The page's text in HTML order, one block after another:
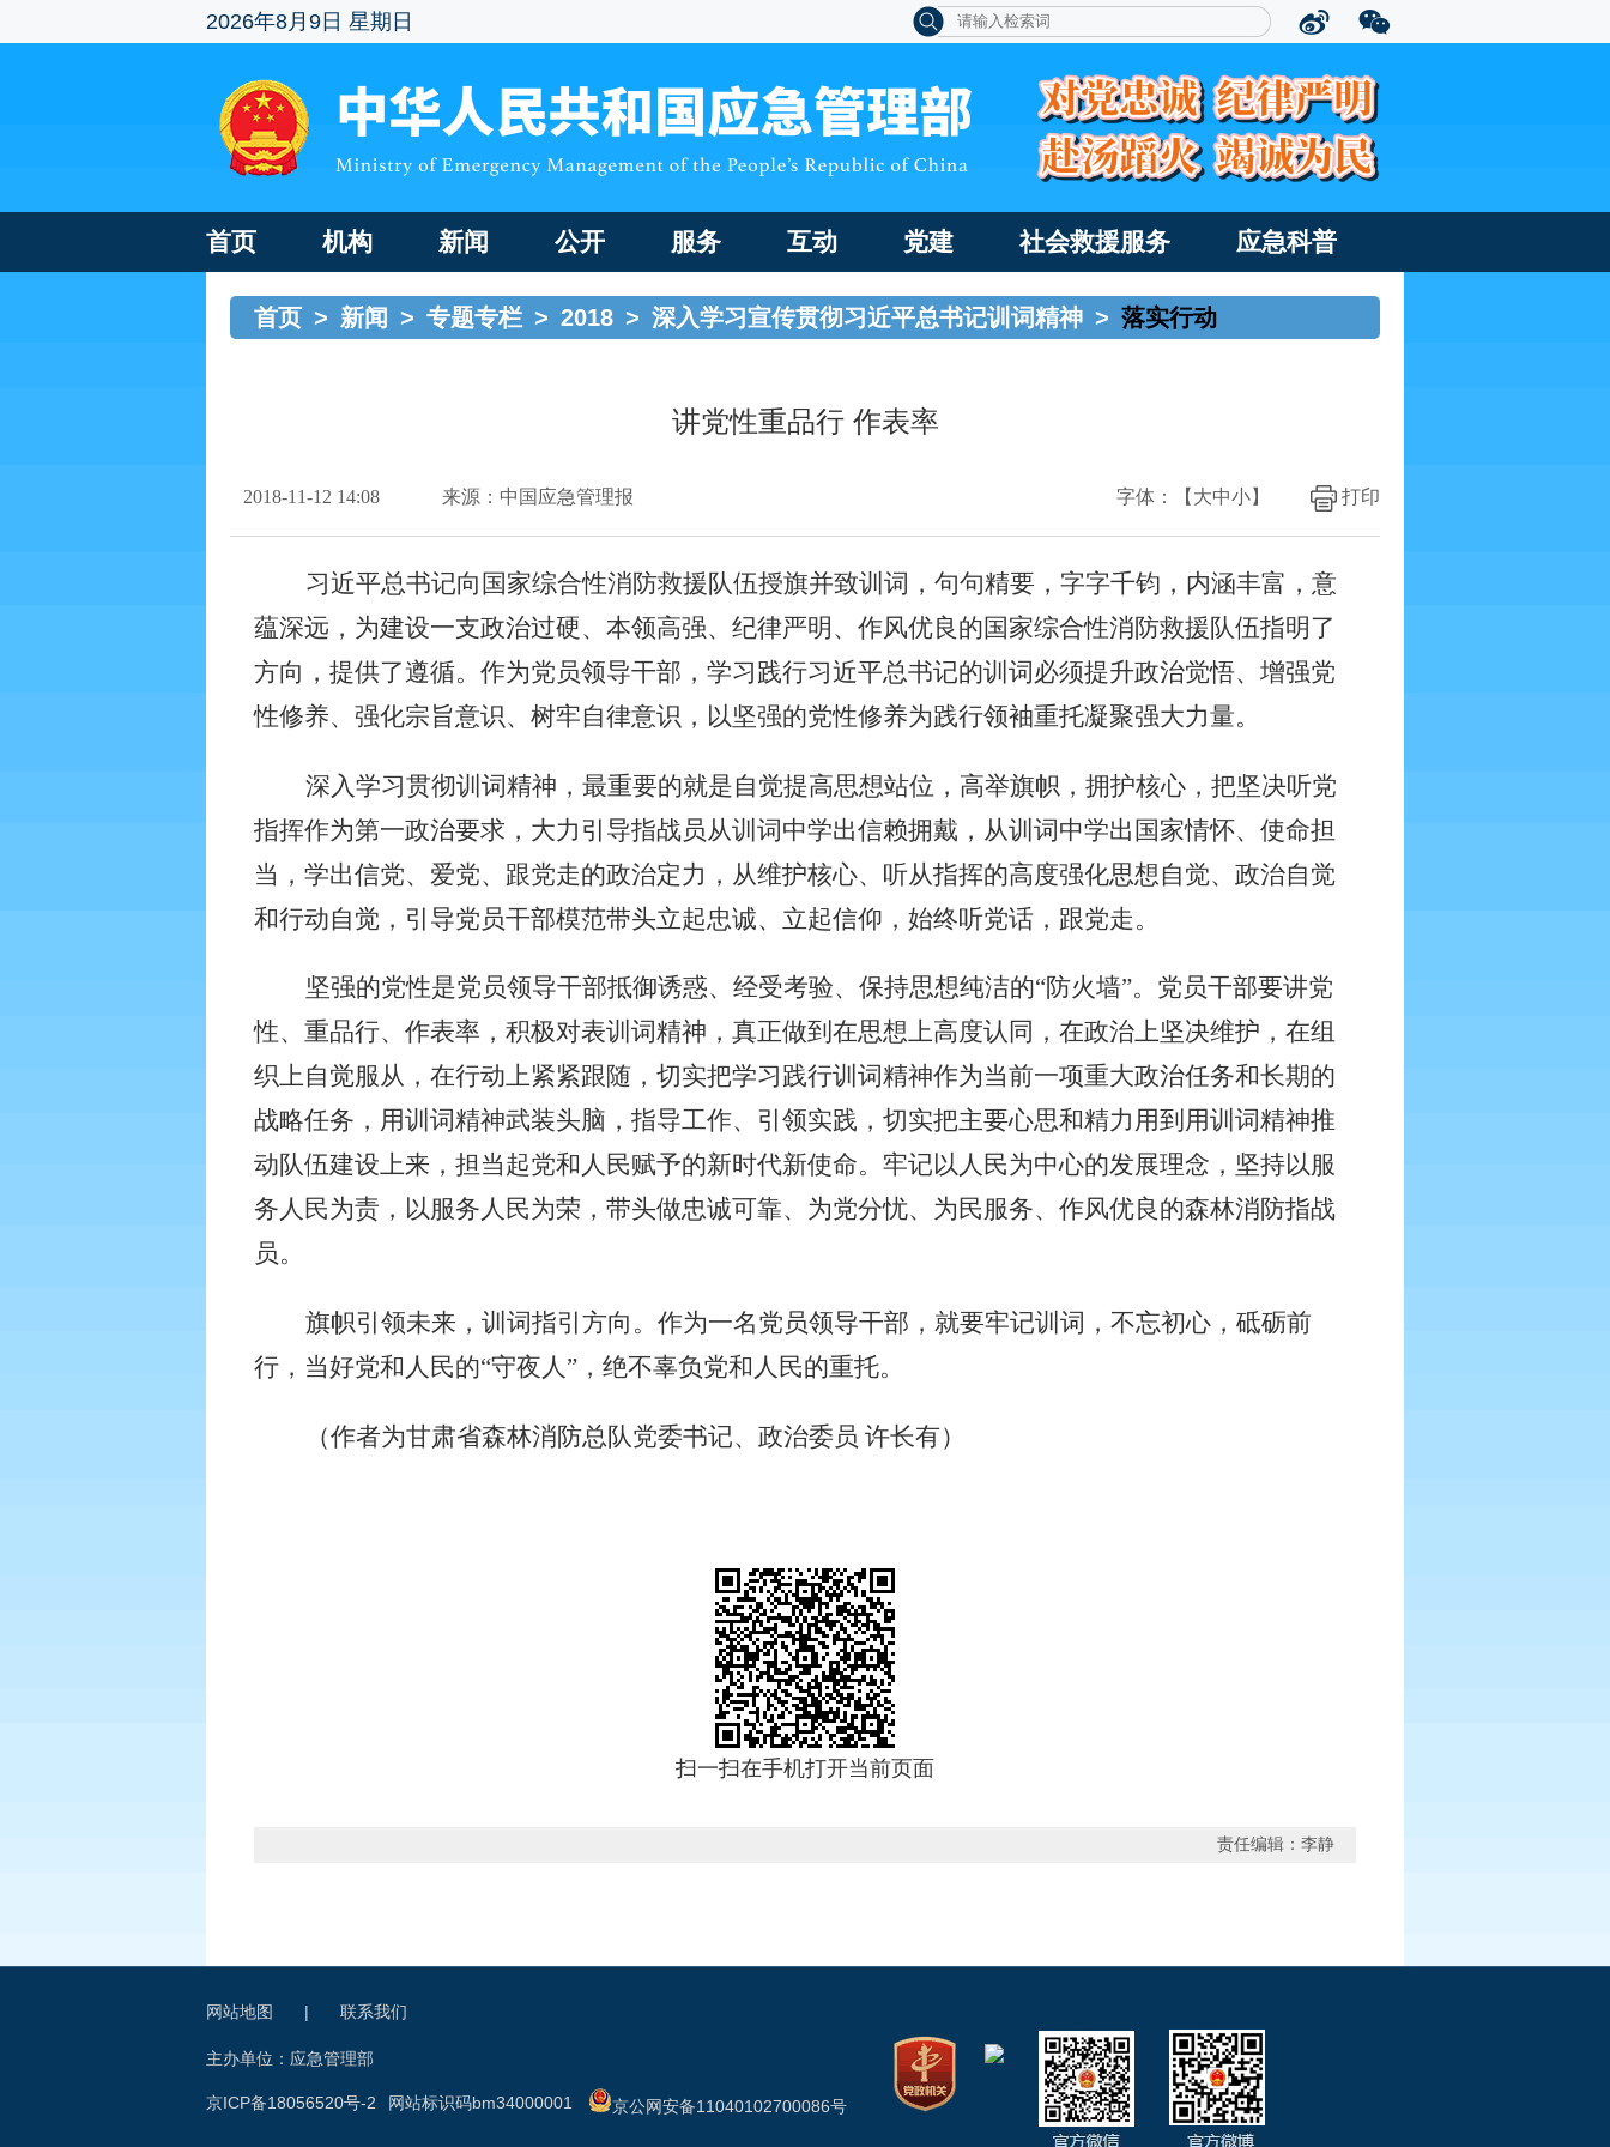
2026年8月9日 星期日
首页 机构 新闻 公开 服务 互动 党建 社会救援服务 应急科普
首页 > 新闻 > 专题专栏 > 2018 > 深入学习宣传贯彻习近平总书记训词精神 > 落实行动
讲党性重品行 作表率
2018-11-12 14:08 来源：中国应急管理报 打印
字体：【 大中小】
习近平总书记向国家综合性消防救援队伍授旗并致训词，句句精要，字字千钧，内涵丰富，意
蕴深远，为建设一支政治过硬、本领高强、纪律严明、作风优良的国家综合性消防救援队伍指明了
方向，提供了遵循。作为党员领导干部，学习践行习近平总书记的训词必须提升政治觉悟、增强党
性修养、强化宗旨意识、树牢自律意识，以坚强的党性修养为践行领袖重托凝聚强大力量。
深入学习贯彻训词精神，最重要的就是自觉提高思想站位，高举旗帜，拥护核心，把坚决听党
指挥作为第一政治要求，大力引导指战员从训词中学出信赖拥戴，从训词中学出国家情怀、使命担
当，学出信党、爱党、跟党走的政治定力，从维护核心、听从指挥的高度强化思想自觉、政治自觉
和行动自觉，引导党员干部模范带头立起忠诚、立起信仰，始终听党话，跟党走。
坚强的党性是党员领导干部抵御诱惑、经受考验、保持思想纯洁的“防火墙”。党员干部要讲党
性、重品行、作表率，积极对表训词精神，真正做到在思想上高度认同，在政治上坚决维护，在组
织上自觉服从，在行动上紧紧跟随，切实把学习践行训词精神作为当前一项重大政治任务和长期的
战略任务，用训词精神武装头脑，指导工作、引领实践，切实把主要心思和精力用到用训词精神推
动队伍建设上来，担当起党和人民赋予的新时代新使命。牢记以人民为中心的发展理念，坚持以服
务人民为责，以服务人民为荣，带头做忠诚可靠、为党分忧、为民服务、作风优良的森林消防指战
员。
旗帜引领未来，训词指引方向。作为一名党员领导干部，就要牢记训词，不忘初心，砥砺前
行，当好党和人民的“守夜人”，绝不辜负党和人民的重托。
（作者为甘肃省森林消防总队党委书记、政治委员 许长有）
扫一扫在手机打开当前页面
责任编辑：李静
网站地图 | 联系我们
主办单位：应急管理部
网站标识码bm34000001
京ICP备18056520号-2 京公网安备11040102700086号